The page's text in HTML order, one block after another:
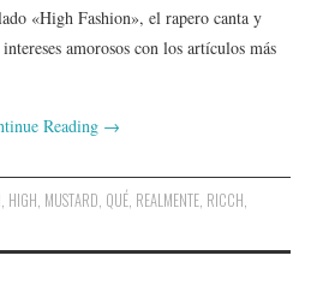
«High Fashion», el rapero canta y
amorosos con los artículos más
Reading →
, HIGH, MUSTARD, QUÉ, REALMENTE, RICCH,